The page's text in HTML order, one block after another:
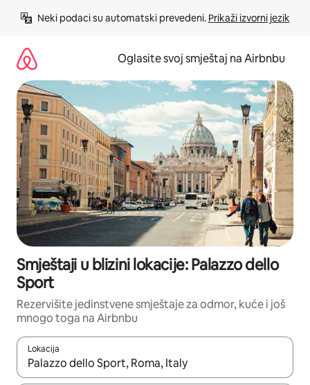
Neki podaci su automatski prevedeni. Prikaži izvorni jezik
Oglasite svoj smještaj na Airbnbu
Smještaji u blizini lokacije: Palazzo dello
Sport
Rezervišite jedinstvene smještaje za odmor, kuće i još
mnogo toga na Airbnbu
Lokacija
Kad rezultati budu dostupni, krećite se gore i dolje pomoću